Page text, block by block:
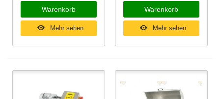
Warenkorb
Mehr sehen
Warenkorb
Mehr sehen